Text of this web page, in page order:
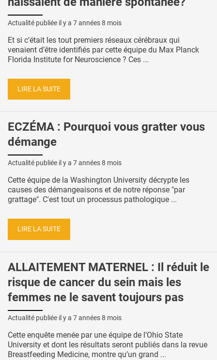
Actualité publiée il y a 7 années 8 mois
Et si c’était les tout premiers réseaux cérébraux qui
venaient d’être identifiés par cette équipe du Max Planck
Florida Institute for Neuroscience ? Ces ...
LIRE LA SUITE
ECZÉMA : Pourquoi vous gratter vous
démange
Actualité publiée il y a 7 années 8 mois
Cette équipe de la Washington University décrypte les
causes des démangeaisons et de notre réponse "par
grattage". C'est tout un processus pathologique ...
LIRE LA SUITE
ALLAITEMENT MATERNEL : Il réduit le
risque de cancer du sein mais les
femmes ne le savent toujours pas
Actualité publiée il y a 7 années 8 mois
Cette enquête menée par une équipe de l’Ohio State
University et dont les résultats seront publiés dans la revue
Breastfeeding Medicine, montre qu’un grand ...